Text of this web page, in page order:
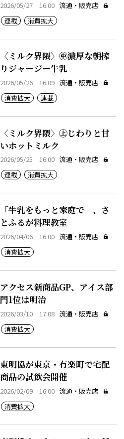
2026/05/27 16:00 流通・販売店
連載
消費拡大
〈ミルク界隈〉㊥濃厚な朝搾
りジャージー牛乳
2026/05/26 16:09 流通・販売店
消費拡大
連載
〈ミルク界隈〉㊤じわりと甘
いホットミルク
2026/05/25 16:00 流通・販売店
連載
消費拡大
「牛乳をもっと家庭で」、さ
とふるが料理教室
2026/04/06 16:00 流通・販売店
消費拡大
アクセス新商品GP、アイス部
門1位は明治
2026/03/10 17:08 流通・販売店
消費拡大
東明協が東京・有楽町で宅配
商品の試飲会開催
2026/02/09 16:00 流通・販売店
消費拡大